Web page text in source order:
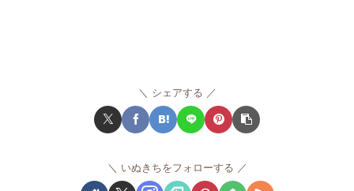
シェアする
いぬきちをフォローする